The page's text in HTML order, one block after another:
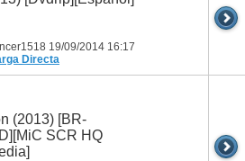
19/09/2014 16:17
Directa
(2013) [BR-
SCR HQ